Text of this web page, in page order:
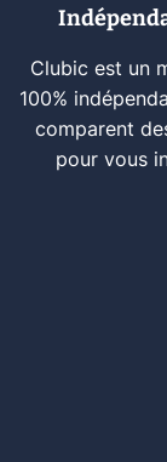
Clubic est un
100%
comparent
pour vous